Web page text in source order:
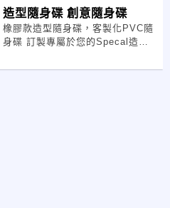
造型隨身碟 創意隨身碟
橡膠款造型隨身碟，客製化PVC隨
身碟 訂製專屬於您的Specal造型
子造型公司Logo.....等多種款式。